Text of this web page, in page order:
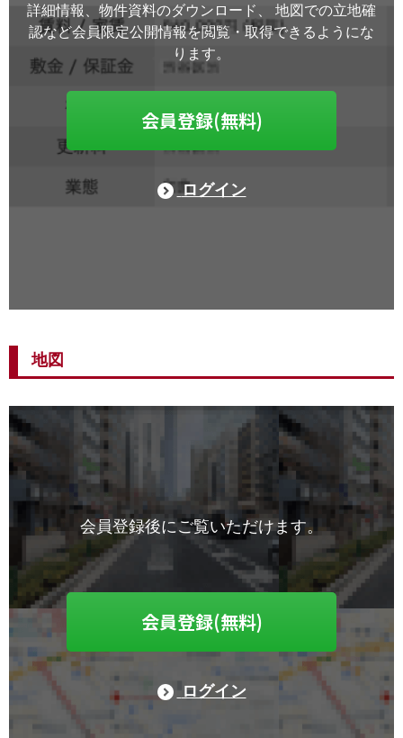
詳細情報、物件資料のダウンロード、
地図での立地確
認など会員限定公開情報を閲覧・取得できるようにな
ります。
会員登録(無料)
ログイン
地図
会員登録後にご覧いただけます。
会員登録(無料)
ログイン